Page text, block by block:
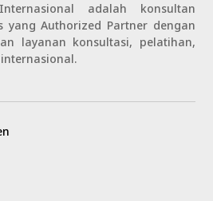
adalah konsultan
yang Authorized Partner dengan
layanan konsultasi, pelatihan,